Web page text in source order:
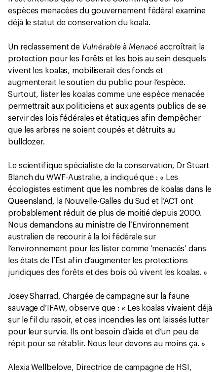
espèces menacées du gouvernement fédéral examine
déjà le statut de conservation du koala.
Un reclassement de Vulnérable à Menacé accroîtrait la
protection pour les forêts et les bois au sein desquels
vivent les koalas, mobiliserait des fonds et
augmenterait le soutien du public pour l’espèce.
Surtout, lister les koalas comme une espèce menacée
permettrait aux politiciens et aux agents publics de se
servir des lois fédérales et étatiques afin d’empêcher
que les arbres ne soient coupés et détruits au
bulldozer.
Le scientifique spécialiste de la conservation, Dr Stuart
Blanch du WWF-Australie, a indiqué que : « Les
écologistes estiment que les nombres de koalas dans le
Queensland, la Nouvelle-Galles du Sud et l’ACT ont
probablement réduit de plus de moitié depuis 2000.
Nous demandons au ministre de l’Environnement
australien de recourir à la loi fédérale sur
l’environnement pour les lister comme ‘menacés’ dans
les états de l’Est afin d’augmenter les protections
juridiques des forêts et des bois où vivent les koalas. »
Josey Sharrad, Chargée de campagne sur la faune
sauvage d’IFAW, observe que : « Les koalas vivaient déjà
sur le fil du rasoir, et ces incendies les ont laissés lutter
pour leur survie. Ils ont besoin d’aide et d’un peu de
répit pour se rétablir. Nous leur devons au moins ça. »
Alexia Wellbelove, Directrice de campagne de HSI,